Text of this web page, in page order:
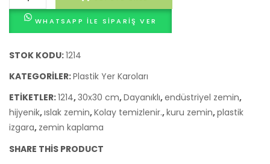
Plastik
Izgara
30x30
Çok
Amaçlı
Zemin
Kaplaması
adet
WHATSAPP ILE SIPARIŞ VER
STOK KODU:1214
KATEGORILER:Plastik Yer Karoları
ETIKETLER:1214,30x30 cm,Dayanıklı,endüstriyel zemin,
hijyenik,ıslak zemin,Kolay temizlenir.,kuru zemin,plastik
izgara, zemin kaplama
SHARE THIS PRODUCT